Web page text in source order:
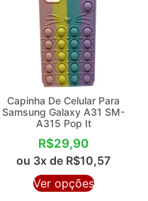
Capinha De Celular Para
Samsung Galaxy A31 SM-
A315 Pop It
R$29,90
ou 3x de R$10,57
Ver opções